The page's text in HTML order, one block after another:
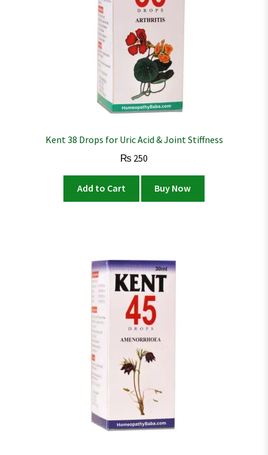
Kent 38 Drops for Uric Acid & Joint Stiffness
₨ 250
Add to Cart Buy Now